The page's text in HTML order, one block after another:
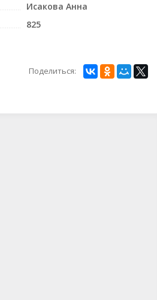
Исакова Анна
825
Поделиться: